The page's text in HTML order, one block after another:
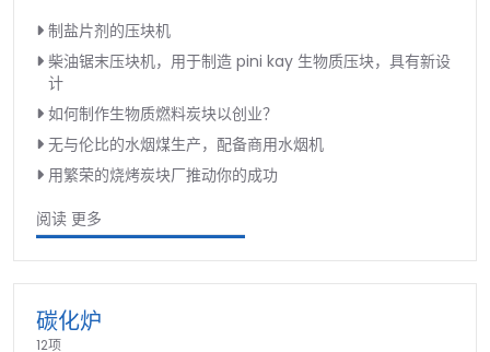
制盐片剂的压块机
柴油锯末压块机，用于制造 pini kay 生物质压块，具有新设
计
如何制作生物质燃料炭块以创业？
无与伦比的水烟煤生产，配备商用水烟机
用繁荣的烧烤炭块厂推动你的成功
阅读 更多
碳化炉
12项